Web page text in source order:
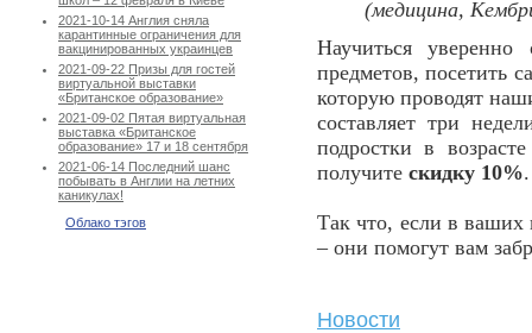
2021-10-14 Англия сняла
карантинные ограничения для
вакцинированных украинцев
2021-09-22 Призы для гостей
виртуальной выставки
«Британское образование»
2021-09-02 Пятая виртуальная
выставка «Британское
образование» 17 и 18 сентября
2021-06-14 Последний шанс
побывать в Англии на летних
каникулах!
Облако тэгов
(медицина,
Научиться
предметов, посетить
которую проводят
составляет три
подростки в
получите скидку 10%.
Так что, если в
– они помогут вам
Новости